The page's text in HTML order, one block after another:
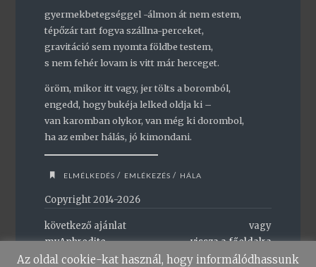
gyermekbetegséggel -álmon át nem estem,
tépőzár tart fogva szállna-perceket,
gravitáció sem nyomta földbe testem,
s nem fehér lovam is vitt már herceget.
öröm, mikor itt vagy, jer tölts a boromból,
engedd, hogy bukéja lelked oldja ki –
van karomban olykor, van még ki dorombol,
ha az ember hálás, jó kimondani.
ELMÉLKEDÉS / EMLÉKEZÉS / HÁLA
Copyright 2014-2026
következő ajánlat
myAphrodite
vagy
vissza a főoldalra
Az oldal cookie-kat használ, hogy informálódhassunk